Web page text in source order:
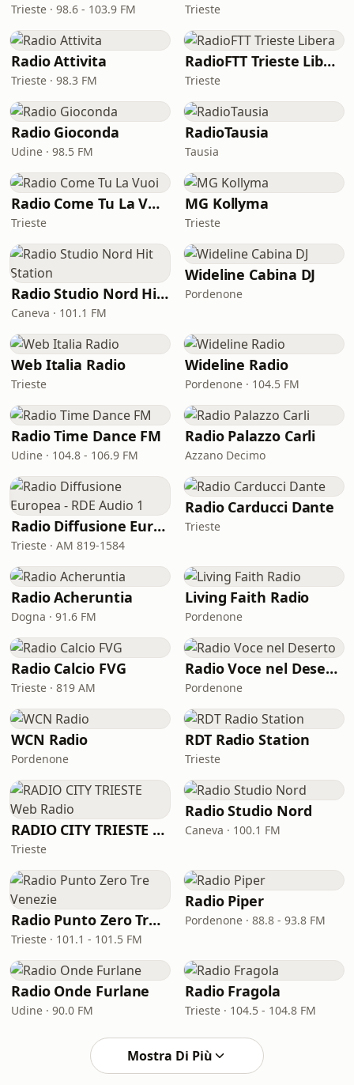
Trieste · 98.6 - 103.9 FM Trieste
Radio Attivita
Trieste · 98.3 FM
RadioFTT Trieste Libera
Trieste
Radio Gioconda
Udine · 98.5 FM
RadioTausia
Tausia
Radio Come Tu La Vuoi
Trieste
MG Kollyma
Trieste
Radio Studio Nord Hit Station
Caneva · 101.1 FM
Wideline Cabina DJ
Pordenone
Web Italia Radio
Trieste
Wideline Radio
Pordenone · 104.5 FM
Radio Time Dance FM
Udine · 104.8 - 106.9 FM
Radio Palazzo Carli
Azzano Decimo
Radio Diffusione Europea - RDE Audio 1
Trieste · AM 819-1584
Radio Carducci Dante
Trieste
Radio Acheruntia
Dogna · 91.6 FM
Living Faith Radio
Pordenone
Radio Calcio FVG
Trieste · 819 AM
Radio Voce nel Deserto
Pordenone
WCN Radio
Pordenone
RDT Radio Station
Trieste
RADIO CITY TRIESTE Web Radio
Trieste
Radio Studio Nord
Caneva · 100.1 FM
Radio Punto Zero Tre Venezie
Trieste · 101.1 - 101.5 FM
Radio Piper
Pordenone · 88.8 - 93.8 FM
Radio Onde Furlane
Udine · 90.0 FM
Radio Fragola
Trieste · 104.5 - 104.8 FM
Mostra Di Più